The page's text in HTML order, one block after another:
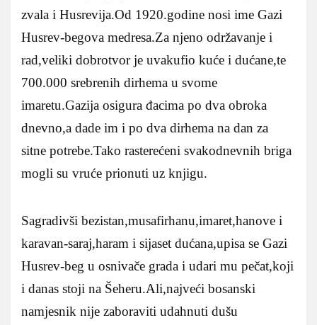
zvala i Husrevija.Od 1920.godine nosi ime Gazi
Husrev-begova medresa.Za njeno održavanje i
rad,veliki dobrotvor je uvakufio kuće i dućane,te
700.000 srebrenih dirhema u svome
imaretu.Gazija osigura đacima po dva obroka
dnevno,a dade im i po dva dirhema na dan za
sitne potrebe.Tako rasterećeni svakodnevnih briga
mogli su vruće prionuti uz knjigu.
Sagradivši bezistan,musafirhanu,imaret,hanove i
karavan-saraj,haram i sijaset dućana,upisa se Gazi
Husrev-beg u osnivače grada i udari mu pečat,koji
i danas stoji na Šeheru.Ali,najveći bosanski
namjesnik nije zaboraviti udahnuti dušu